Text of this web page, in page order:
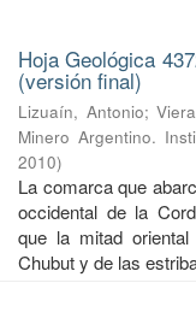
Hoja Geológica
(versión final)
Lizuaín, Antonio;
Minero Argentino.
2010)
La comarca que
occidental de la
que la mitad
Chubut y de las